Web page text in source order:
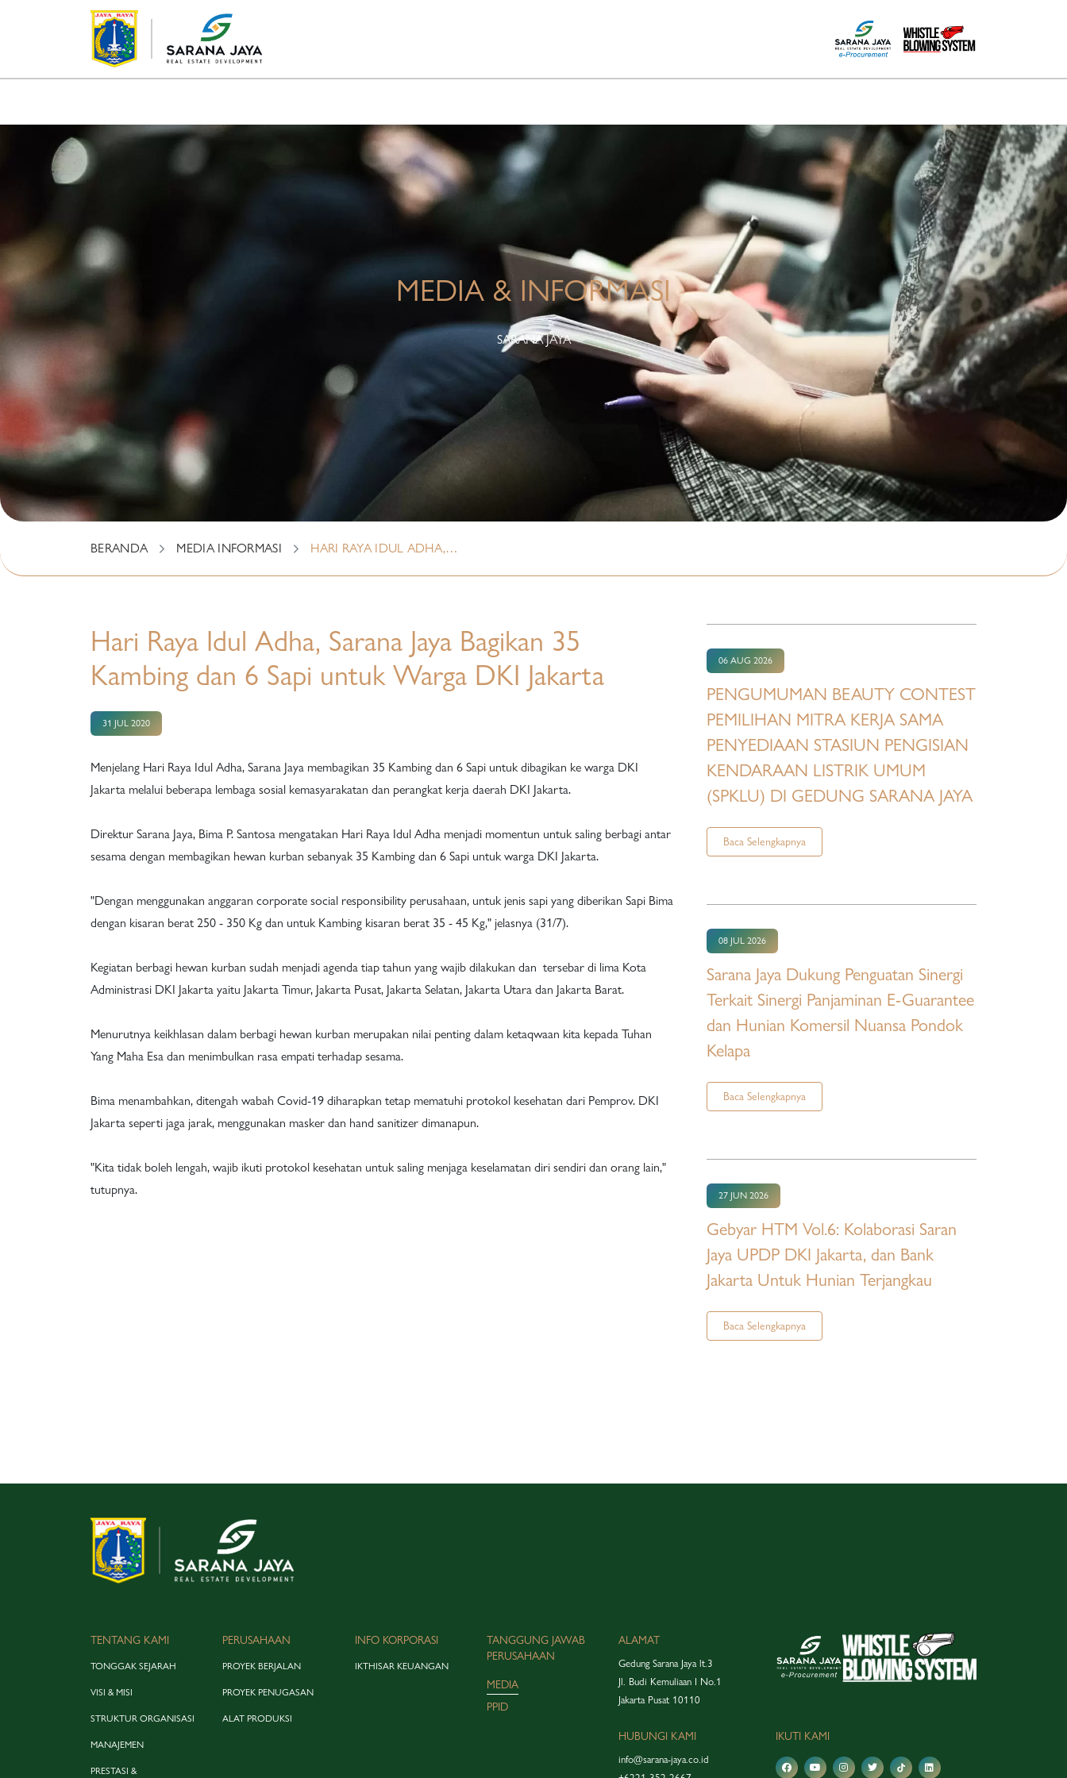
TENTANG KAMI HUBUNGI KAMI PPID
MEDIA & INFORMASI
SARANA JAYA
BERANDA MEDIA INFORMASI HARI RAYA IDUL ADHA,…
Hari Raya Idul Adha, Sarana Jaya Bagikan 35
Kambing dan 6 Sapi untuk Warga DKI Jakarta
31 JUL 2020
Menjelang Hari Raya Idul Adha, Sarana Jaya membagikan 35 Kambing dan 6 Sapi untuk dibagikan ke warga DKI
Jakarta melalui beberapa lembaga sosial kemasyarakatan dan perangkat kerja daerah DKI Jakarta.
Direktur Sarana Jaya, Bima P. Santosa mengatakan Hari Raya Idul Adha menjadi momentun untuk saling berbagi antar
sesama dengan membagikan hewan kurban sebanyak 35 Kambing dan 6 Sapi untuk warga DKI Jakarta.
"Dengan menggunakan anggaran corporate social responsibility perusahaan, untuk jenis sapi yang diberikan Sapi Bima
dengan kisaran berat 250 - 350 Kg dan untuk Kambing kisaran berat 35 - 45 Kg," jelasnya (31/7).
Kegiatan berbagi hewan kurban sudah menjadi agenda tiap tahun yang wajib dilakukan dan tersebar di lima Kota
Administrasi DKI Jakarta yaitu Jakarta Timur, Jakarta Pusat, Jakarta Selatan, Jakarta Utara dan Jakarta Barat.
Menurutnya keikhlasan dalam berbagi hewan kurban merupakan nilai penting dalam ketaqwaan kita kepada Tuhan
Yang Maha Esa dan menimbulkan rasa empati terhadap sesama.
Bima menambahkan, ditengah wabah Covid-19 diharapkan tetap mematuhi protokol kesehatan dari Pemprov. DKI
Jakarta seperti jaga jarak, menggunakan masker dan hand sanitizer dimanapun.
"Kita tidak boleh lengah, wajib ikuti protokol kesehatan untuk saling menjaga keselamatan diri sendiri dan orang lain,"
tutupnya.
06 AUG 2026
PENGUMUMAN BEAUTY CONTEST
PEMILIHAN MITRA KERJA SAMA
PENYEDIAAN STASIUN PENGISIAN
KENDARAAN LISTRIK UMUM
(SPKLU) DI GEDUNG SARANA JAYA
Baca Selengkapnya
08 JUL 2026
Sarana Jaya Dukung Penguatan Sinergi
Terkait Sinergi Panjaminan E-Guarantee
dan Hunian Komersil Nuansa Pondok
Kelapa
Baca Selengkapnya
27 JUN 2026
Gebyar HTM Vol.6: Kolaborasi Saran
Jaya UPDP DKI Jakarta, dan Bank
Jakarta Untuk Hunian Terjangkau
Baca Selengkapnya
TENTANG KAMI
TONGGAK SEJARAH
VISI & MISI
STRUKTUR ORGANISASI
MANAJEMEN
PRESTASI &
PERUSAHAAN
PROYEK BERJALAN
PROYEK PENUGASAN
ALAT PRODUKSI
INFO KORPORASI
IKTHISAR KEUANGAN
TANGGUNG JAWAB
PERUSAHAAN
MEDIA
PPID
ALAMAT
Gedung Sarana Jaya lt.3
Jl. Budi Kemuliaan I No.1
Jakarta Pusat 10110
HUBUNGI KAMI
info@sarana-jaya.co.id
IKUTI KAMI